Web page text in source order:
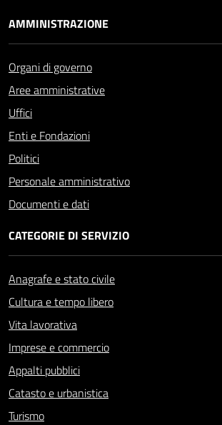
AMMINISTRAZIONE
Organi di governo
Aree amministrative
Uffici
Enti e Fondazioni
Politici
Personale amministrativo
Documenti e dati
CATEGORIE DI SERVIZIO
Anagrafe e stato civile
Cultura e tempo libero
Vita lavorativa
Imprese e commercio
Appalti pubblici
Catasto e urbanistica
Turismo